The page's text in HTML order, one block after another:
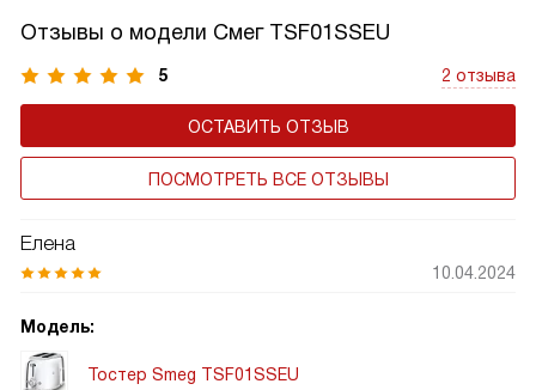
Отзывы о модели Смег TSF01SSEU
5 2 отзыва
ОСТАВИТЬ ОТЗЫВ
ПОСМОТРЕТЬ ВСЕ ОТЗЫВЫ
Елена
10.04.2024
Модель:
Тостер Smeg TSF01SSEU